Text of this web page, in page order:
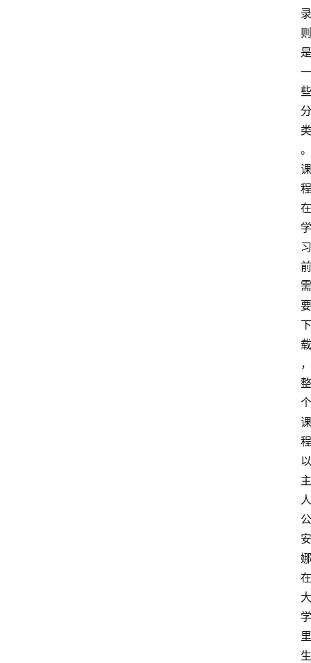
录
则
是
一
些
分
类
。
课
程
在
学
习
前
需
要
下
载
，
整
个
课
程
以
主
人
公
安
娜
在
大
学
里
生